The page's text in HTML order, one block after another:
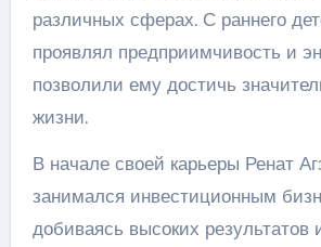
различных сферах. С раннего
проявлял предприимчивость и
позволили ему достичь
жизни.
В начале своей карьеры Ренат
занимался инвестиционным
добиваясь высоких результатов